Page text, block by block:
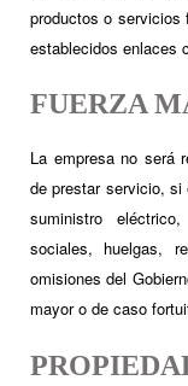
productos o servicios
establecidos enlaces
FUERZA
La empresa no será
de prestar servicio, si
suministro
sociales, huelgas,
omisiones del
mayor o de caso